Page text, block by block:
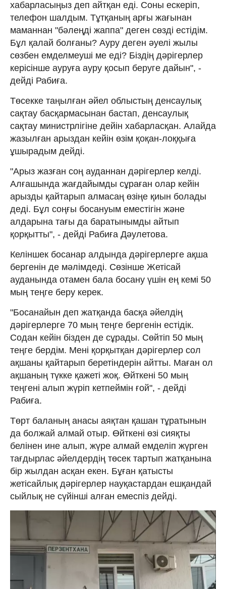
хабарласыңыз деп айтқан еді. Соны ескеріп,
телефон шалдым. Тұтқаның арғы жағынан
маманнан "бәлеңді жаппа" деген сөзді естідім.
Бұл қалай болғаны? Ауру деген әуелі жылы
сөзбен емделмеуші ме еді? Біздің дәрігерлер
керісінше ауруға ауру қосып беруге дайын", -
дейді Рабиға.
Төсекке таңылған әйел облыстың денсаулық
сақтау басқармасынан бастап, денсаулық
сақтау министрлігіне дейін хабарласқан. Алайда
жазылған арыздан кейін өзім қоқан-лоққыға
ұшырадым дейді.
"Арыз жазған соң ауданнан дәрігерлер келді.
Алғашында жағдайымды сұраған олар кейін
арызды қайтарып алмасаң өзіңе қиын болады
деді. Бұл соңғы босануым еместігін және
алдарына тағы да баратынымды айтып
қорқытты", - дейді Рабиға Дәулетова.
Келіншек босанар алдында дәрігерлерге ақша
бергенін де мәлімдеді. Сөзінше Жетісай
ауданында отамен бала босану үшін ең кемі 50
мың теңге беру керек.
"Босанайын деп жатқанда басқа әйелдің
дәрігерлерге 70 мың теңге бергенін естідік.
Содан кейін бізден де сұрады. Сөйтіп 50 мың
теңге бердім. Мені қорқытқан дәрігерлер сол
ақшаны қайтарып беретіндерін айтты. Маған ол
ақшаның түкке қажеті жоқ. Өйткені 50 мың
теңгені алып жүріп кетпеймін ғой", - дейді
Рабиға.
Төрт баланың анасы аяқтан қашан тұратынын
да болжай алмай отыр. Өйткені өзі сияқты
белінен ине алып, жүре алмай емделіп жүрген
тағдырлас әйелдердің төсек тартып жатқанына
бір жылдан асқан екен. Бұған қатысты
жетісайлық дәрігерлер науқастардан ешқандай
сыйлық не сүйінші алған емеспіз дейді.